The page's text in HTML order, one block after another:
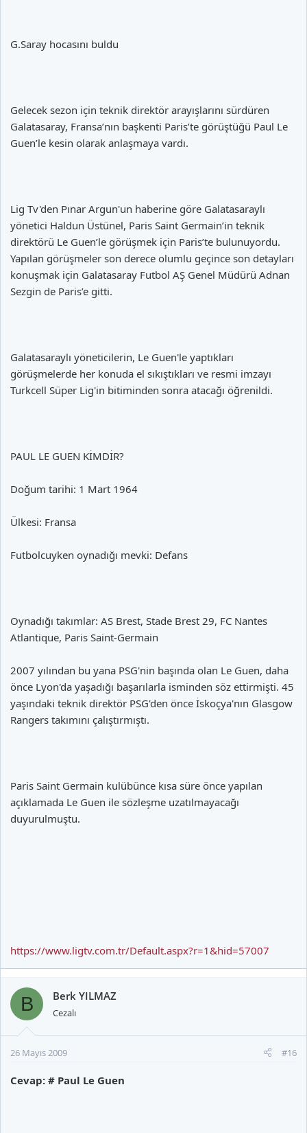
G.Saray hocasını buldu
Gelecek sezon için teknik direktör arayışlarını sürdüren
Galatasaray, Fransa’nın başkenti Paris’te görüştüğü Paul Le
Guen’le kesin olarak anlaşmaya vardı.
Lig Tv'den Pınar Argun'un haberine göre Galatasaraylı
yönetici Haldun Üstünel, Paris Saint Germain’in teknik
direktörü Le Guen’le görüşmek için Paris’te bulunuyordu.
Yapılan görüşmeler son derece olumlu geçince son detayları
konuşmak için Galatasaray Futbol AŞ Genel Müdürü Adnan
Sezgin de Paris’e gitti.
Galatasaraylı yöneticilerin, Le Guen'le yaptıkları
görüşmelerde her konuda el sıkıştıkları ve resmi imzayı
Turkcell Süper Lig'in bitiminden sonra atacağı öğrenildi.
PAUL LE GUEN KİMDİR?
Doğum tarihi: 1 Mart 1964
Ülkesi: Fransa
Futbolcuyken oynadığı mevki: Defans
Oynadığı takımlar: AS Brest, Stade Brest 29, FC Nantes
Atlantique, Paris Saint-Germain
2007 yılından bu yana PSG'nin başında olan Le Guen, daha
önce Lyon'da yaşadığı başarılarla isminden söz ettirmişti. 45
yaşındaki teknik direktör PSG'den önce İskoçya'nın Glasgow
Rangers takımını çalıştırmıştı.
Paris Saint Germain kulübünce kısa süre önce yapılan
açıklamada Le Guen ile sözleşme uzatılmayacağı
duyurulmuştu.
https://www.ligtv.com.tr/Default.aspx?r=1&hid=57007
B Berk YILMAZ
Cezalı
26 Mayıs 2009 #16
Cevap: # Paul Le Guen